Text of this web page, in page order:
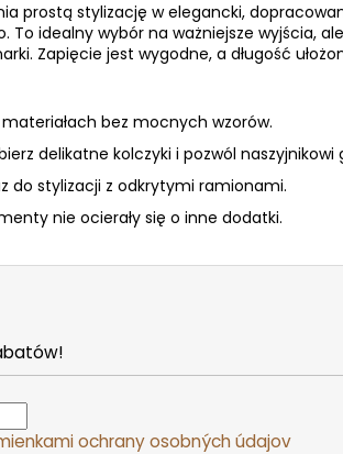
prostą stylizację w elegancki,
To idealny wybór na ważniejsze
Zapięcie jest wygodne, a długość
bez mocnych wzorów.
delikatne kolczyki i pozwól naszyjnikowi
do stylizacji z odkrytymi ramionami.
nie ocierały się o inne dodatki.
ochrany osobných údajov